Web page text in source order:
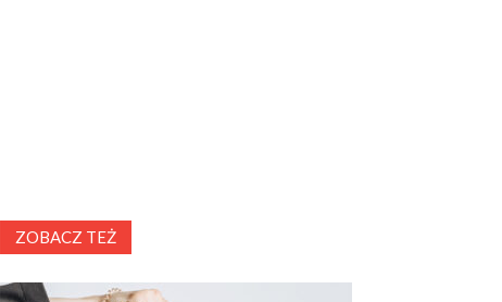
ZOBACZ TEŻ